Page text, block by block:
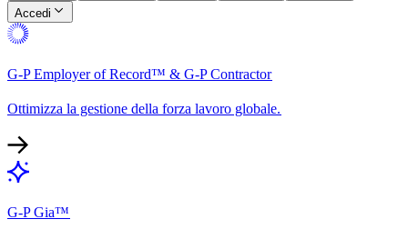
Accedi​​
G-P Employer of Record™ & G-P Contractor​​
Ottimizza la gestione della forza lavoro globale.​​
G-P Gia™​​